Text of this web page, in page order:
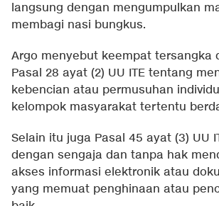
langsung dengan mengumpulkan
membagi nasi bungkus.
Argo menyebut keempat tersangka
Pasal 28 ayat (2) UU ITE tentang
kebencian atau permusuhan
kelompok masyarakat tertentu
Selain itu juga Pasal 45 ayat (3) UU
dengan sengaja dan tanpa hak
akses informasi elektronik atau
yang memuat penghinaan atau